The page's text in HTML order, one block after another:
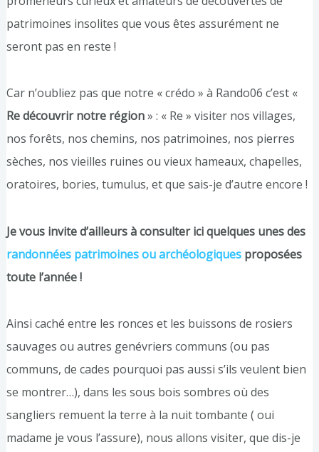
patrimoines insolites que vous êtes assurément ne
seront pas en reste !
Car n’oubliez pas que notre « crédo » à Rando06 c’est «
Re découvrir notre région» : « Re » visiter nos villages,
nos forêts, nos chemins, nos patrimoines, nos pierres
sèches, nos vieilles ruines ou vieux hameaux, chapelles,
oratoires, bories, tumulus, et que sais-je d’autre encore !
Je vous invite d’ailleurs à consulter ici quelques unes des
randonnées patrimoines ou archéologiquesproposées
toute l’année !
Ainsi caché entre les ronces et les buissons de rosiers
sauvages ou autres genévriers communs (ou pas
communs, de cades pourquoi pas aussi s’ils veulent bien
se montrer…), dans les sous bois sombres où des
sangliers remuent la terre à la nuit tombante ( oui
madame je vous l’assure), nous allons visiter, que dis-je